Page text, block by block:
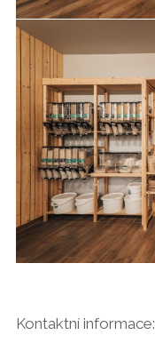
Kontaktní informace: